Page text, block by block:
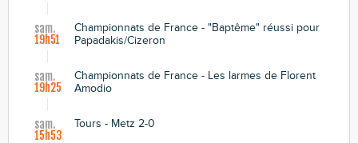
sam.
19h51
Championnats de France - "Baptême" réussi pour
Papadakis/Cizeron
sam.
19h25
Championnats de France - Les larmes de Florent
Amodio
sam.
15h53
Tours - Metz 2-0